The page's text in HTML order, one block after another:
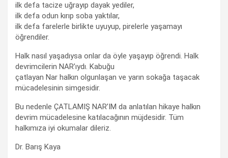
ilk defa tacize uğrayıp dayak yediler,
ilk defa odun kırıp soba yaktılar,
ilk defa farelerle birlikte uyuyup, pirelerle yaşamayı
öğrendiler.
Halk nasıl yaşadıysa onlar da öyle yaşayıp öğrendi. Halk
devrimcilerin NAR’ıydı. Kabuğu
çatlayan Nar halkın olgunlaşan ve yarın sokağa taşacak
mücadelesinin simgesidir.
Bu nedenle ÇATLAMIŞ NAR’IM da anlatılan hikaye halkın
devrim mücadelesine katılacağının müjdesidir. Tüm
halkımıza iyi okumalar dileriz.
Dr. Barış Kaya